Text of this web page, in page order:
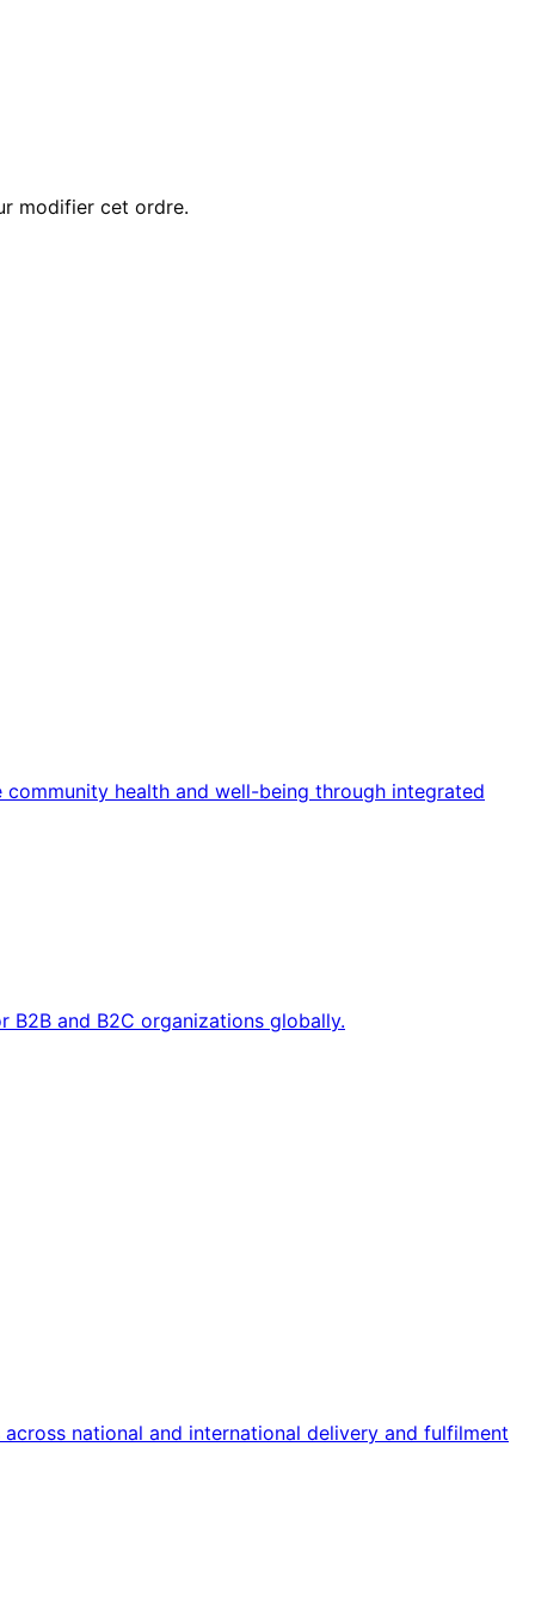
modifier cet ordre.
health and well-being through integrated
and B2C organizations globally.
national and international delivery and fulfilment